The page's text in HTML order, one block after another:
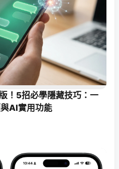
！5招必學隱藏技巧：一
AI實用功能